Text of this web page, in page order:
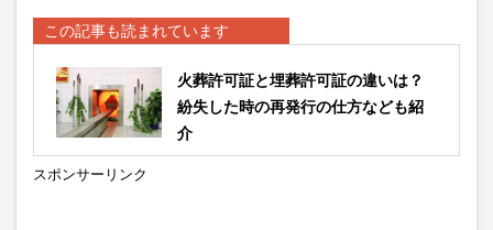
この記事も読まれています
火葬許可証と埋葬許可証の違いは？
紛失した時の再発行の仕方なども紹
介
スポンサーリンク